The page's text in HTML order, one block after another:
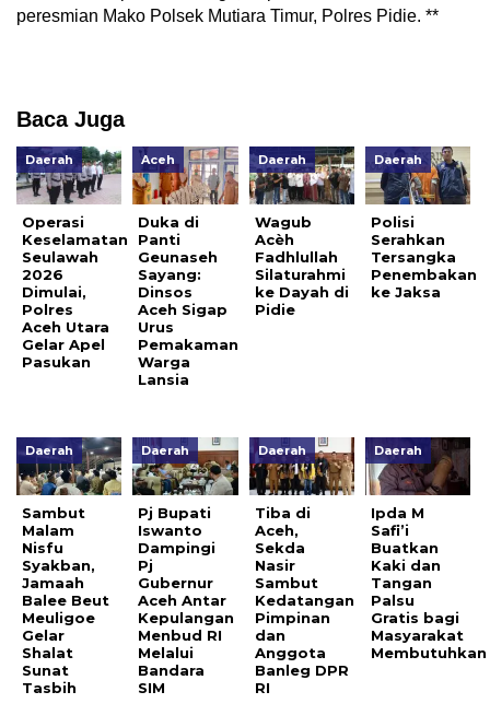
peresmian Mako Polsek Mutiara Timur, Polres Pidie. **
Baca Juga
Daerah
Operasi
Keselamatan
Seulawah
2026
Dimulai,
Polres
Aceh Utara
Gelar Apel
Pasukan
Aceh
Duka di
Panti
Geunaseh
Sayang:
Dinsos
Aceh Sigap
Urus
Pemakaman
Warga
Lansia
Daerah
Wagub
Acèh
Fadhlullah
Silaturahmi
ke Dayah di
Pidie
Daerah
Polisi
Serahkan
Tersangka
Penembakan
ke Jaksa
Daerah
Sambut
Malam
Nisfu
Syakban,
Jamaah
Balee Beut
Meuligoe
Gelar
Shalat
Sunat
Tasbih
Daerah
Pj Bupati
Iswanto
Dampingi
Pj
Gubernur
Aceh Antar
Kepulangan
Menbud RI
Melalui
Bandara
SIM
Daerah
Tiba di
Aceh,
Sekda
Nasir
Sambut
Kedatangan
Pimpinan
dan
Anggota
Banleg DPR
RI
Daerah
Ipda M
Safi’i
Buatkan
Kaki dan
Tangan
Palsu
Gratis bagi
Masyarakat
Membutuhkan